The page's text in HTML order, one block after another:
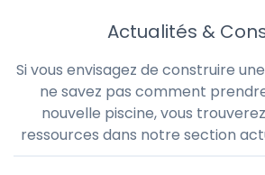
Actualités &
Si vous envisagez de construire
ne savez pas comment
nouvelle piscine, vous
ressources dans notre section